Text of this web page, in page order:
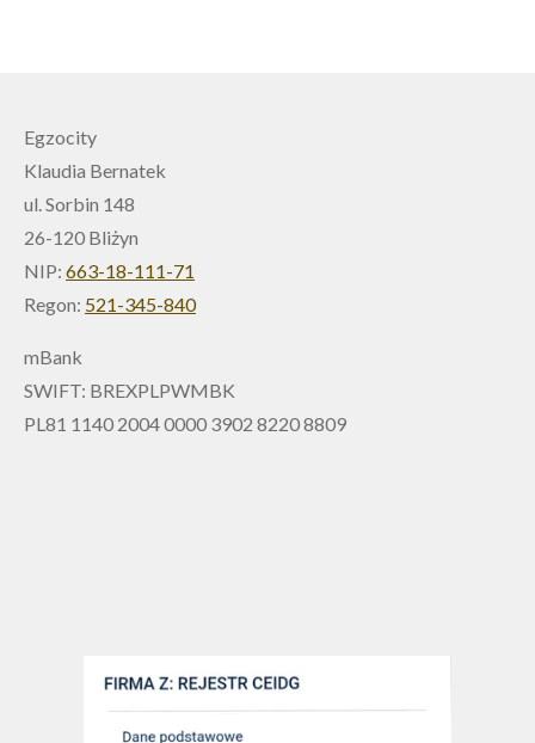
Egzocity
Klaudia Bernatek
ul. Sorbin 148
26-120 Bliżyn
NIP: 663-18-111-71
Regon: 521-345-840
mBank
SWIFT: BREXPLPWMBK
PL81 1140 2004 0000 3902 8220 8809